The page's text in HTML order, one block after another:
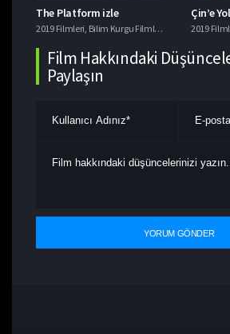
,Macera Filmleri
The Platform izle
2019 Filmleri Bilim Kurgu Filmleri Gerilim Filmleri,
2019
Film Hakkındaki
Paylaşın